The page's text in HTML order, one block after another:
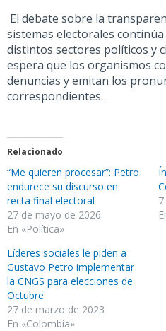
El debate sobre la
sistemas electorales
distintos sectores políticos y
espera que los organismos
denuncias y emitan los
correspondientes.
Relacionado
“Me quieren procesar”: Petro
endurece su discurso en
recta final electoral
27 de mayo de 2026
En «Política»
Líderes sociales le piden a
Gustavo Petro implementar
la CNGS para elecciones de
Octubre
27 de marzo de 2023
En «Colombia»